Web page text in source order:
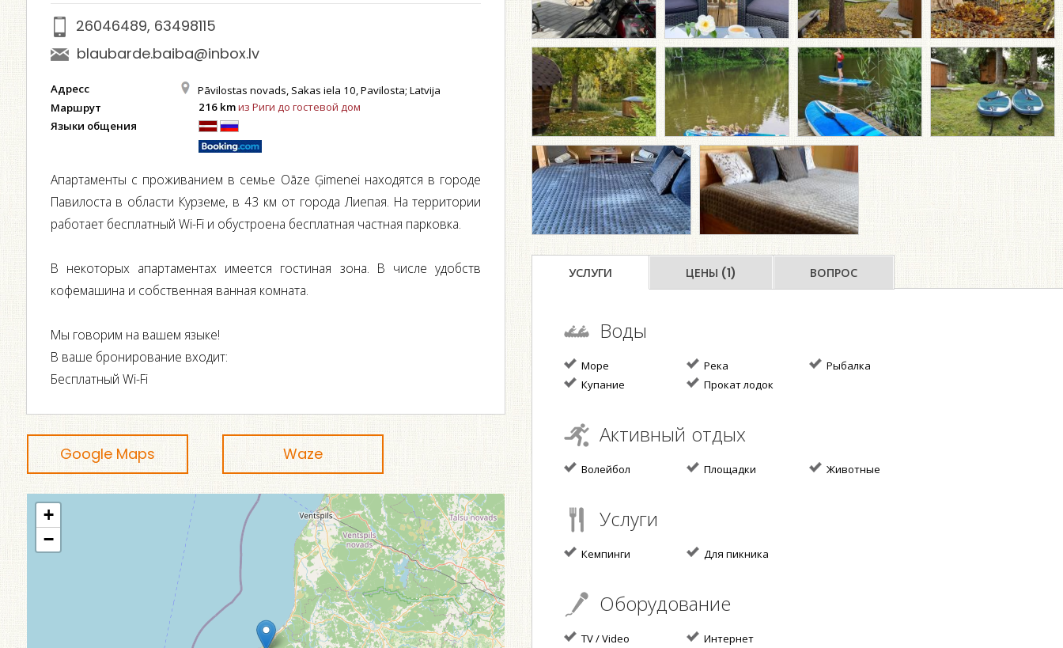
26046489, 63498115
blaubarde.baiba@inbox.lv
Адресс Pāvilostas novads, Sakas iela 10, Pavilosta; Latvija
Маршрут 216 kmиз Риги до гостевой дом
Языки общения
Апартаменты с проживанием в семье Oāze Ģimenei находятся в городе
Павилоста в области Курземе, в 43 км от города Лиепая. На территории
работает бесплатный Wi-Fi и обустроена бесплатная частная парковка.
В некоторых апартаментах имеется гостиная зона. В числе удобств
кофемашина и собственная ванная комната.
Мы говорим на вашем языке!
В ваше бронирование входит:
Бесплатный Wi-Fi
Google Maps Waze
+
−
УСЛУГИ ЦЕНЫ (1) ВОПРОС
Воды
Море Река
Рыбалка
Купание
Прокат лодок
Активный отдых
Волейбол Площадки Животные
Услуги
Кемпинги Для пикника
Оборудование
TV / Video Интернет